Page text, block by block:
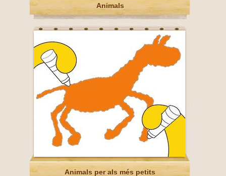
Animals
Animals per als més petits